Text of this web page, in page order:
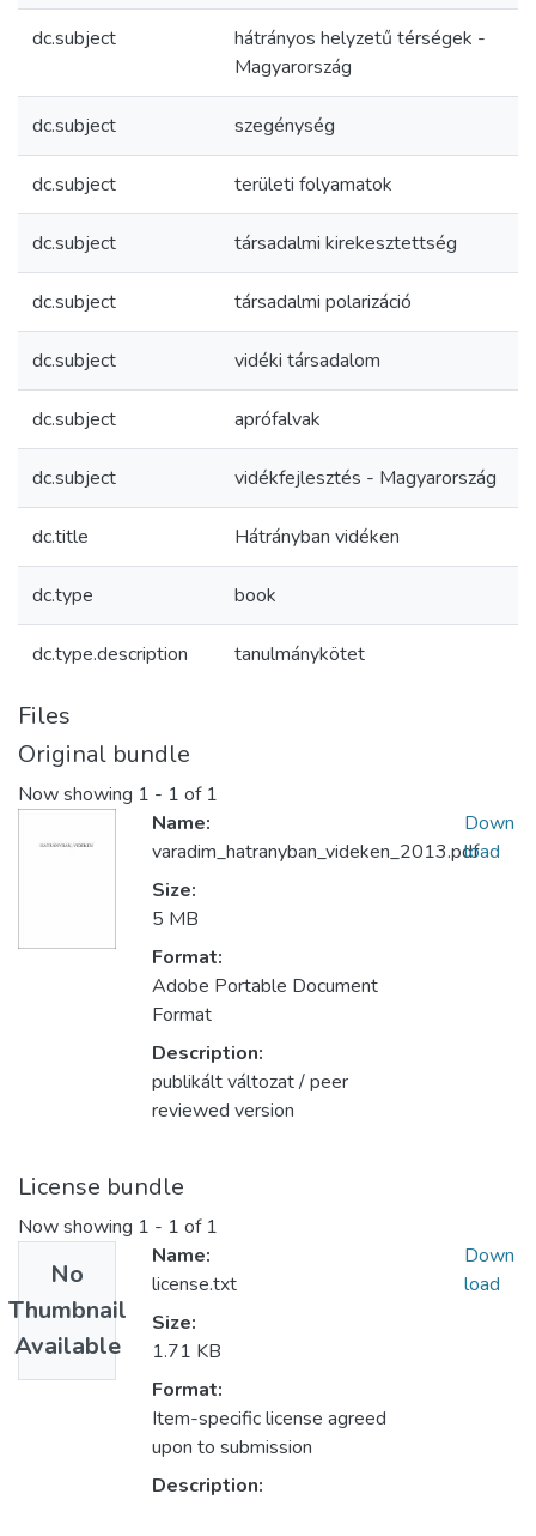
dc.subject
hátrányos helyzetű térségek -
Magyarország
dc.subject szegénység
dc.subject területi folyamatok
dc.subject társadalmi kirekesztettség
dc.subject társadalmi polarizáció
dc.subject vidéki társadalom
dc.subject aprófalvak
dc.subject vidékfejlesztés - Magyarország
dc.title Hátrányban vidéken
dc.type book
dc.type.description tanulmánykötet
Files
Original bundle
Now showing 1 - 1 of 1
Name:
varadim_hatranyban_videken_2013.pdf
Size:
5 MB
Format:
Adobe Portable Document
Format
Description:
publikált változat / peer
reviewed version
Down
load
License bundle
Now showing 1 - 1 of 1
No
Thumbnail
Available
Name:
license.txt
Size:
1.71 KB
Format:
Item-specific license agreed
upon to submission
Description:
Down
load